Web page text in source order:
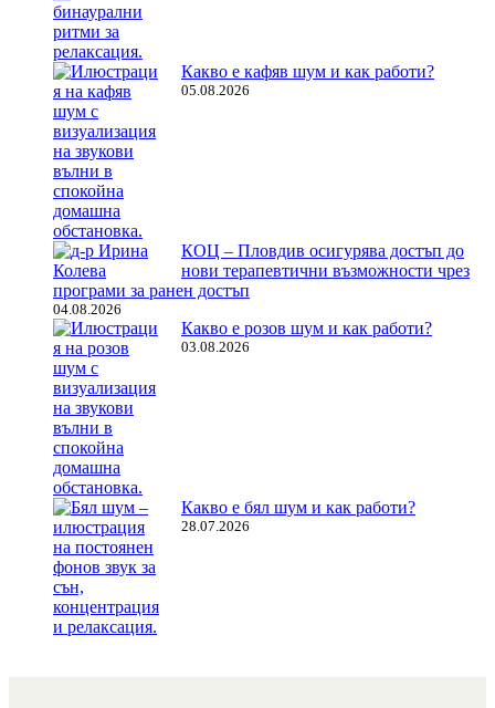
Какво е кафяв шум и как работи?
05.08.2026
КОЦ – Пловдив осигурява достъп до
нови терапевтични възможности чрез
програми за ранен достъп
04.08.2026
Какво е розов шум и как работи?
03.08.2026
Какво е бял шум и как работи?
28.07.2026